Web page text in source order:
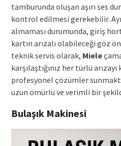
tamburunda oluşan aşırı ses
kontrol edilmesi gerekebilir.
almaması durumunda, giriş
kartın arızalı olabileceği göz
teknik servis olarak, Miele
karşılaştığınız her türlü
profesyonel çözümler
uzun ömürlü ve verimli bir
Bulaşık Makinesi